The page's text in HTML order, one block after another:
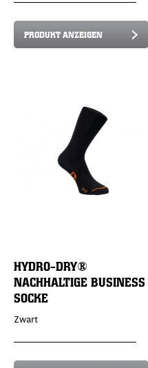
PRODUKT ANZEIGEN
HYDRO-DRY®
NACHHALTIGE BUSINESS
SOCKE
Zwart